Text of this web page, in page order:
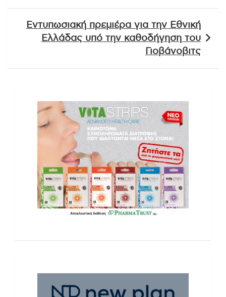
Εντυπωσιακή πρεμιέρα για την Εθνική
Ελλάδας υπό την καθοδήγηση του
Γιοβάνοβιτς